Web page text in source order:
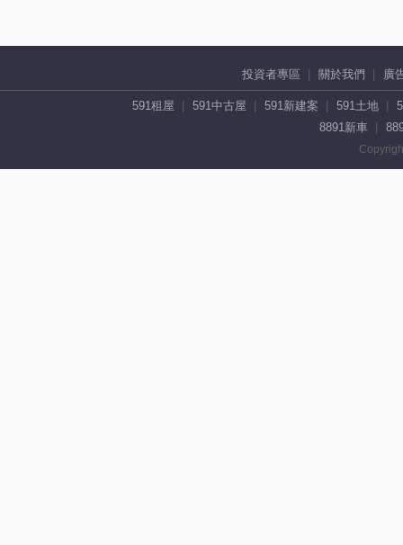
投資者專區 關於我們 廣
591租屋 591中古屋 591新建案 591土地
8891新車